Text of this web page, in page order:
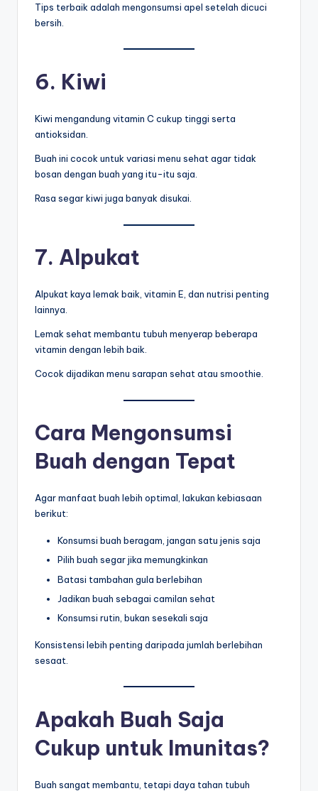
Tips terbaik adalah mengonsumsi apel setelah dicuci
bersih.
6. Kiwi
Kiwi mengandung vitamin C cukup tinggi serta
antioksidan.
Buah ini cocok untuk variasi menu sehat agar tidak
bosan dengan buah yang itu-itu saja.
Rasa segar kiwi juga banyak disukai.
7. Alpukat
Alpukat kaya lemak baik, vitamin E, dan nutrisi penting
lainnya.
Lemak sehat membantu tubuh menyerap beberapa
vitamin dengan lebih baik.
Cocok dijadikan menu sarapan sehat atau smoothie.
Cara Mengonsumsi
Buah dengan Tepat
Agar manfaat buah lebih optimal, lakukan kebiasaan
berikut:
Konsumsi buah beragam, jangan satu jenis saja
Pilih buah segar jika memungkinkan
Batasi tambahan gula berlebihan
Jadikan buah sebagai camilan sehat
Konsumsi rutin, bukan sesekali saja
Konsistensi lebih penting daripada jumlah berlebihan
sesaat.
Apakah Buah Saja
Cukup untuk Imunitas?
Buah sangat membantu, tetapi daya tahan tubuh